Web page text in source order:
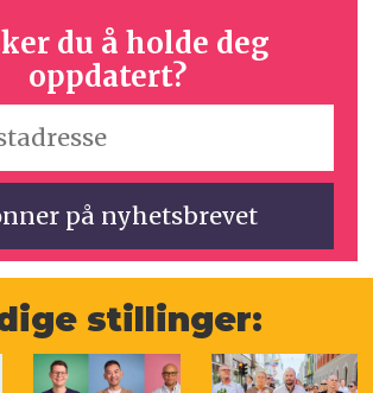
du å holde deg
oppdatert?
stillinger: